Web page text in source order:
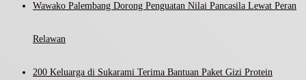
Wawako Palembang Dorong Penguatan Nilai Pancasila Lewat Peran
Relawan
200 Keluarga di Sukarami Terima Bantuan Paket Gizi Protein